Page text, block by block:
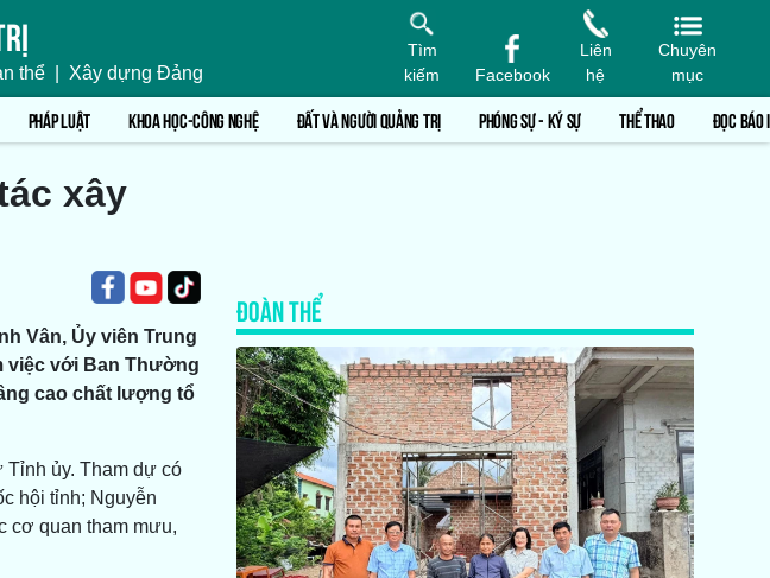
thể Xây dựng Đảng
Tìm
kiếm
Facebook
Liên
hệ
Chuyên
mục
PHÁP LUẬT KHOA HỌC-CÔNG NGHỆ ĐẤT VÀ NGƯỜI QUẢNG TRỊ PHÓNG SỰ - KÝ SỰ THỂ THAO ĐỌC BÁO
xây
Vân, Ủy viên Trung
việc với Ban Thường
cao chất lượng tổ
ủy. Tham dự có
hội tỉnh; Nguyễn
cơ quan tham mưu,
ĐOÀN THỂ